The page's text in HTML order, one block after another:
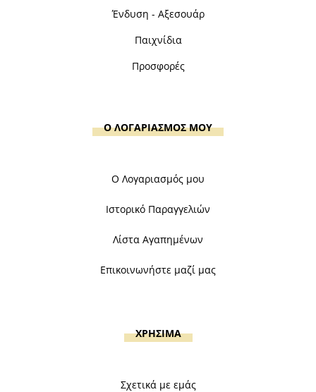
Ένδυση - Αξεσουάρ
Παιχνίδια
Προσφορές
Ο ΛΟΓΑΡΙΑΣΜΟΣ ΜΟΥ
Ο Λογαριασμός μου
Ιστορικό Παραγγελιών
Λίστα Αγαπημένων
Επικοινωνήστε μαζί μας
ΧΡΗΣΙΜΑ
Σχετικά με εμάς